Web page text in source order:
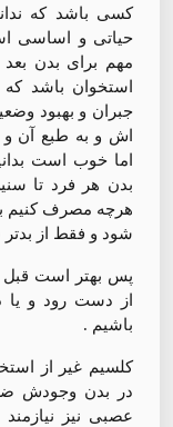
کسی باشد که
حیاتی و اساسی
استخوان باشد
جبران و بهبود
اش و به طبع آن و
اما خوب است
هرچه مصرف کنیم
شود و فقط از
پس بهتر است قبل
از دست رود و یا
باشیم .
کلسیم غیر از
در بدن وجودش
عصبی نیز